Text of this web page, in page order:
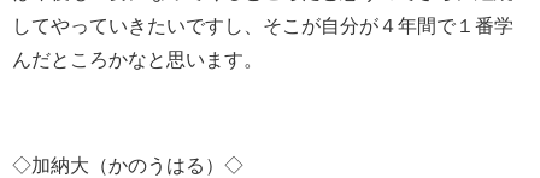
してやっていきたいですし、そこが自分が４年間で１番学
んだところかなと思います。
◇加納大（かのうはる）◇